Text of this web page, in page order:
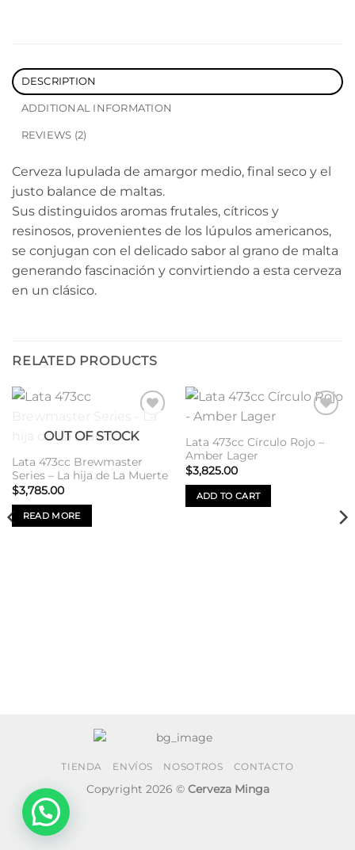
DESCRIPTION
ADDITIONAL INFORMATION
REVIEWS (2)
Cerveza lupulada de amargor medio, final seco y el
justo balance de maltas.
Sus distinguidos aromas frutales, cítricos y
resinosos, provenientes de los lúpulos americanos,
se conjugan con el delicado sabor al grano de malta
generando fascinación y convirtiendo a esta cerveza
en un clásico.
RELATED PRODUCTS
a la
deseos
OUT OF STOCK
Lata 473cc Brewmaster
Series – La hija de La Muerte
$3,785.00
READ MORE
a la
lista de
Lata 473cc Círculo Rojo –
Amber Lager
$3,825.00
ADD TO CART
TIENDA ENVÍOS NOSOTROS CONTACTO
Copyright 2026 © Cerveza Minga